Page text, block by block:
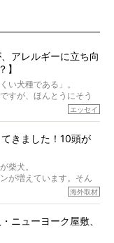
アレルギーに立ち向
】
い犬種である」。
すが、ほんとうにそう
くと、丈夫で病気にも
もするのです。
うことはないし、飼い
。
に読んで欲しい、ある
エッセイ
てきました！10頭が
柴犬。
が増えています。そん
は、南の楽園ハワイ。
の柴犬たちを取材して
海外取材
ニューヨーク屋敷、